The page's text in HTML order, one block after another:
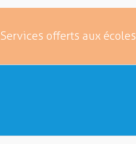
Services offerts aux écoles